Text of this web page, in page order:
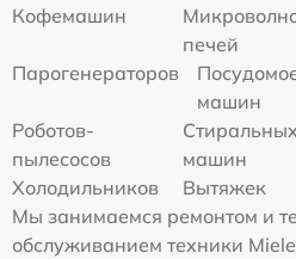
Кофемашин
печей
Парогенераторов
машин
Роботов-
пылесосов
машин
Холодильников
Вытяжек
Мы занимаемся ремонтом и
обслуживанием техники